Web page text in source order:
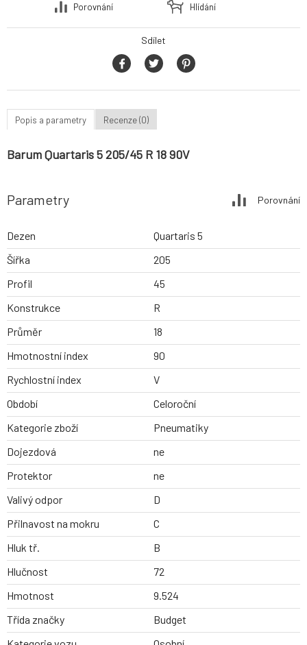
Porovnání
Hlídání
Sdílet
Popis a parametry Recenze (0)
Barum Quartaris 5 205/45 R 18 90V
Parametry Porovnání
Dezen
Quartaris 5
Šířka
205
Profil
45
Konstrukce
R
Průměr
18
Hmotnostní index
90
Rychlostní index
V
Období
Celoroční
Kategorie zboží
Pneumatiky
Dojezdová
ne
Protektor
ne
Valivý odpor
D
Přilnavost na mokru
C
Hluk tř.
B
Hlučnost
72
Hmotnost
9.524
Třída značky
Budget